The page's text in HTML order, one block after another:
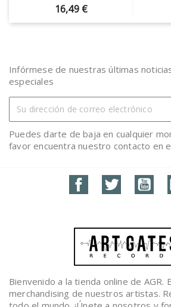
16,49 €
Infórmese de nuestras últimas
especiales
Puedes darte de baja en cualquier
favor encuentra nuestro contacto en
FacebookTwitter
Bienvenido a la tienda online de AGR.
merchandising de nuestros artistas.